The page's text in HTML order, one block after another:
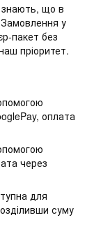
знають, що в
у
пакет без
пріоритет.
оплата
через
для
суму